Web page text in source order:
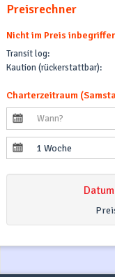
Preisrechner
Nicht im Preis
Transit log:
Kaution (rückerstattbar):
Charterzeitraum
1 Woche